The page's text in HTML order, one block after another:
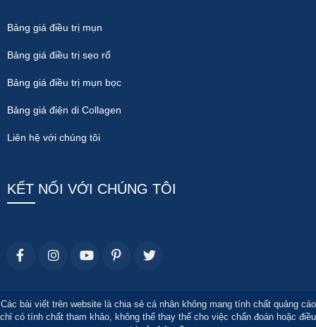
Bảng giá điều trị mụn
Bảng giá điều trị sẹo rổ
Bảng giá điều trị mụn bọc
Bảng giá điện di Collagen
Liên hệ với chúng tôi
KẾT NỐI VỚI CHÚNG TÔI
Các bài viết trên website là chia sẻ cá nhân không mang tính chất quảng cáo
chỉ có tính chất tham khảo, không thể thay thế cho việc chẩn đoán hoặc điều